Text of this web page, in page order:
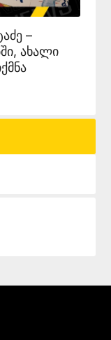
–
ახალი